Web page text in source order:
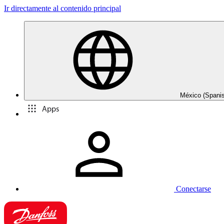
Ir directamente al contenido principal
México
Apps
Conectarse